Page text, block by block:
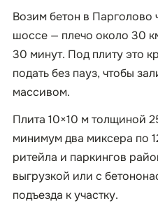
Возим бетон в
шоссе — плечо около 30
30 минут. Под плиту это
подать без пауз, чтобы
массивом.
Плита 10×10 м толщиной
минимум два миксера по
ритейла и паркингов
выгрузкой или с
подъезда к участку.